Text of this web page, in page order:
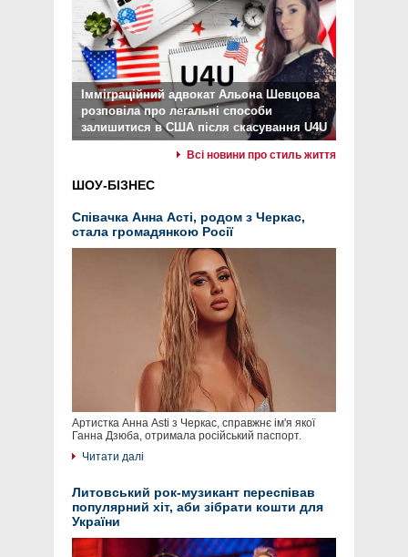
Імміграційний адвокат Альона Шевцова
розповіла про легальні способи
залишитися в США після скасування U4U
Всі новини про стиль життя
ШОУ-БІЗНЕС
Співачка Анна Асті, родом з Черкас,
стала громадянкою Росії
Артистка Анна Asti з Черкас, справжнє ім'я якої
Ганна Дзюба, отримала російський паспорт.
Читати далі
Литовський рок-музикант переспівав
популярний хіт, аби зібрати кошти для
України